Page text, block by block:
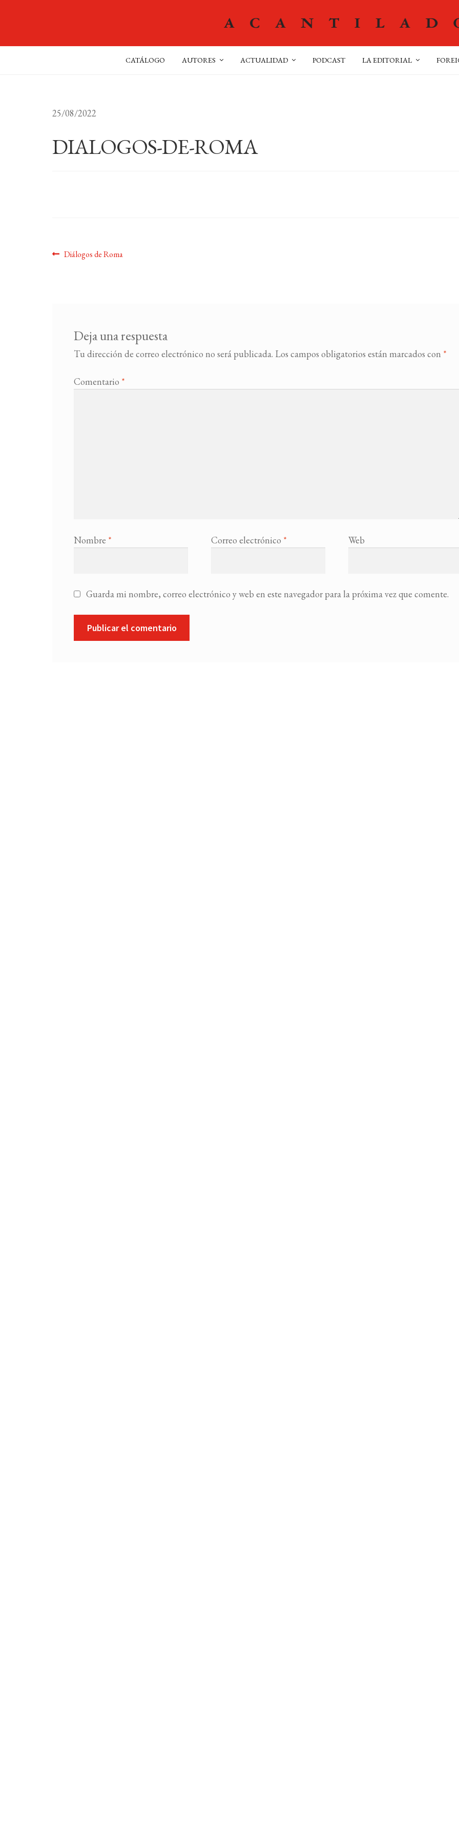
CATÁLOGO AUTORES ACTUALIDAD PODCAST LA EDITORIAL
25/08/2022
DIALOGOS-DE-ROMA
Navegación
Anterior:
Diálogos de Roma
Deja una respuesta
Tu dirección de correo electrónico no será publicada. Los campos obligatorios están marcados con *
Comentario *
Nombre * Correo electrónico * Web
Guarda mi nombre, correo electrónico y web en este navegador para la próxima vez que comente.